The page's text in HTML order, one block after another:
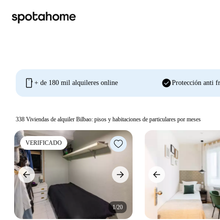
mobile + de 180 mil alquileres online check_circleProtección anti
338 Viviendas de alquiler Bilbao: pisos y habitaciones de particulares por meses
VERIFICADO
1/20